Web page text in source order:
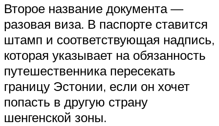
Второе название документа —
разовая виза. В паспорте ставится
штамп и соответствующая надпись,
которая указывает на обязанность
путешественника пересекать
границу Эстонии, если он хочет
попасть в другую страну
шенгенской зоны.